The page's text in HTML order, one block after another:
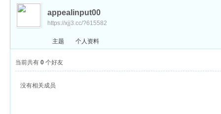
›
appealinput00
https://xjj3.cc/?615582
主题 个人资料
当前共有0 个好友
没有相关成员